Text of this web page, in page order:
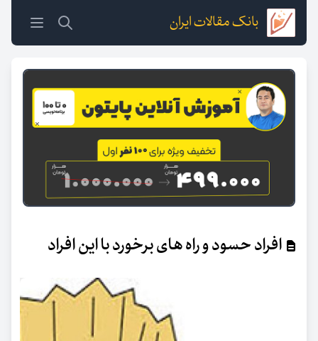
بانک مقالات ایران
افراد حسود و راه های برخورد با این افراد